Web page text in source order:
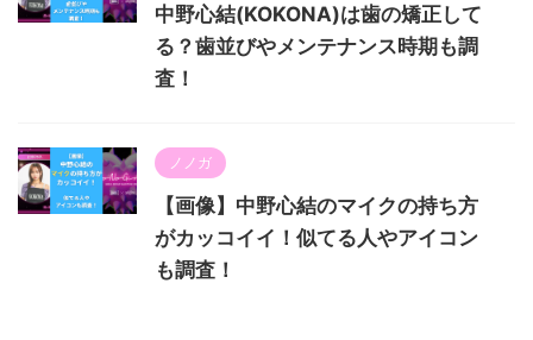
中野心結(KOKONA)は歯の矯正して
る？歯並びやメンテナンス時期も調
査！
ノノガ
【画像】中野心結のマイクの持ち方
がカッコイイ！似てる人やアイコン
も調査！